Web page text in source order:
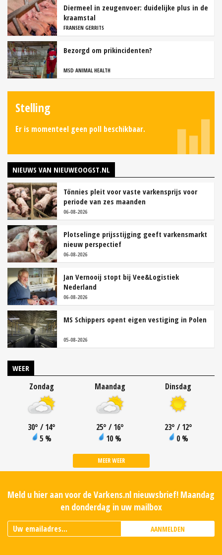
Diermeel in zeugenvoer: duidelijke plus in de
kraamstal
FRANSEN GERRITS
Bezorgd om prikincidenten?
MSD ANIMAL HEALTH
Stelling
Er is momenteel geen poll beschikbaar.
NIEUWS VAN NIEUWEOOGST.NL
Tönnies pleit voor vaste varkensprijs voor
periode van zes maanden
06-08-2026
Plotselinge prijsstijging geeft varkensmarkt
nieuw perspectief
06-08-2026
Jan Vernooij stopt bij Vee&Logistiek
Nederland
06-08-2026
MS Schippers opent eigen vestiging in Polen
05-08-2026
WEER
Zondag
30° / 14°
5 %
Maandag
25° / 16°
10 %
Dinsdag
23° / 12°
0 %
MEER WEER
Meld u hier aan voor de Varkens.nl nieuwsbrief! Maandag
en donderdag in uw mailbox
AANMELDEN